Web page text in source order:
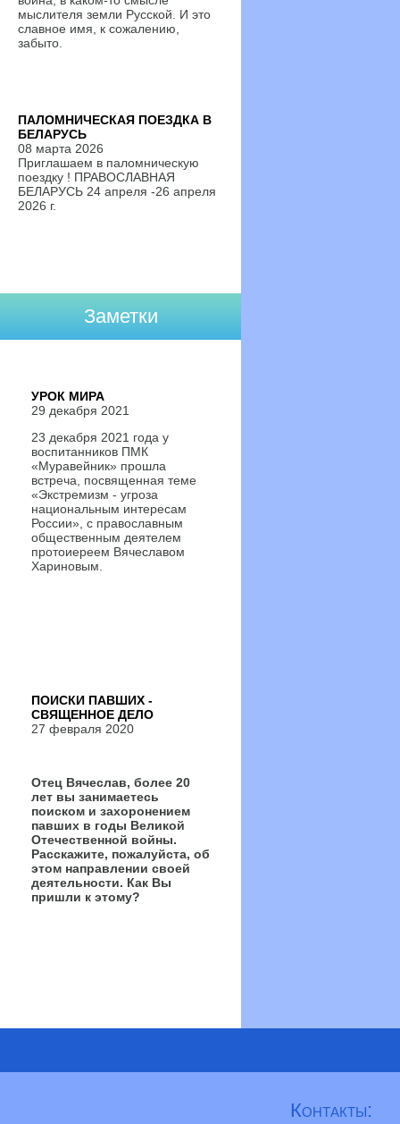
мыслителя земли Русской. И это
славное имя, к сожалению,
забыто.
ПАЛОМНИЧЕСКАЯ ПОЕЗДКА В
БЕЛАРУСЬ
08 марта 2026
Приглашаем в паломническую
поездку ! ПРАВОСЛАВНАЯ
БЕЛАРУСЬ 24 апреля -26 апреля
2026 г.
Заметки
УРОК МИРА
29 декабря 2021
23 декабря 2021 года у
воспитанников ПМК
«Муравейник» прошла
встреча, посвященная теме
«Экстремизм - угроза
национальным интересам
России», с православным
общественным деятелем
протоиереем Вячеславом
Хариновым.
ПОИСКИ ПАВШИХ -
СВЯЩЕННОЕ ДЕЛО
27 февраля 2020
Отец Вячеслав, более 20
лет вы занимаетесь
поиском и захоронением
павших в годы Великой
Отечественной войны.
Расскажите, пожалуйста, об
этом направлении своей
деятельности. Как Вы
пришли к этому?
Контакты: